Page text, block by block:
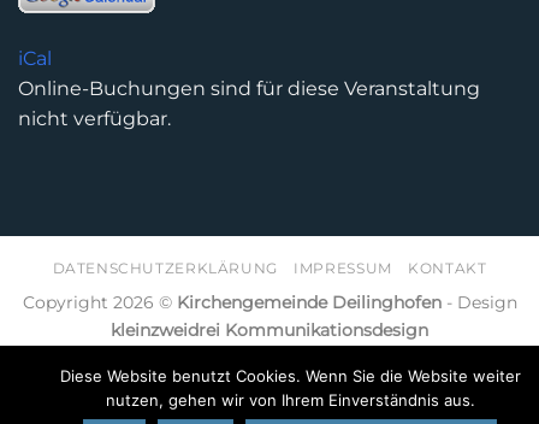
iCal
Online-Buchungen sind für diese Veranstaltung
nicht verfügbar.
DATENSCHUTZERKLÄRUNG IMPRESSUM KONTAKT
Copyright 2026 © Kirchengemeinde Deilinghofen- Design
kleinzweidrei Kommunikationsdesign
Diese Website benutzt Cookies. Wenn Sie die Website weiter
nutzen, gehen wir von Ihrem Einverständnis aus.